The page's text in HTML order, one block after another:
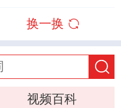
换一换
视频百科